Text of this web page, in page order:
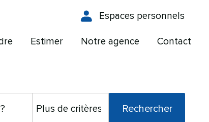
Espaces personnels
Estimer Notre agence Contact